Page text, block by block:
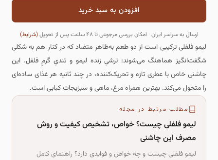
افزودن به سبد خرید
ارسال به سراسر ایران · امکان بررسی مرجوعی تا ۴۸ ساعت پس از تحویل (شرایط)
لیمو فلفلی ترکیبی است از دو طعم به‌ظاهر متضاد که در کنار هم به شکلی
شگفت‌انگیز هماهنگ می‌شوند: ترشیِ زنده لیمو و تندیِ گرمِ فلفل. این
چاشنی خاص با عطری تازه و تحریک‌کننده، در چند ثانیه هر غذای ساده‌ای
را متحول می‌کند. بهترین همراه مرغ، ماهی و سبزیجات کبابی است.
مطلب مرتبط در مجله
لیمو فلفلی چیست؟ خواص، تشخیص کیفیت و روش
مصرف این چاشنی
لیمو فلفلی چیست و چه خواص و فوایدی دارد؟ راهنمای کامل